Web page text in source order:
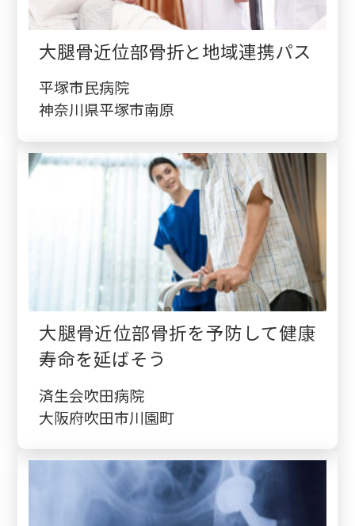
病院の機能と役割
大腿骨近位部骨折と地域連携パス
平塚市民病院
神奈川県平塚市南原
大腿骨近位部骨折を予防して健康
寿命を延ばそう
済生会吹田病院
大阪府吹田市川園町